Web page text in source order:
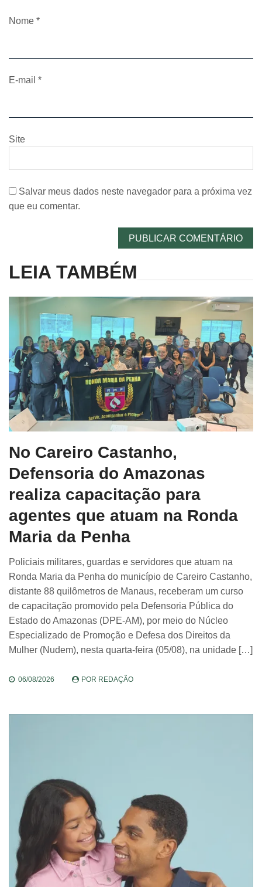
Nome *
E-mail *
Site
Salvar meus dados neste navegador para a próxima vez
que eu comentar.
LEIA TAMBÉM
No Careiro Castanho,
Defensoria do Amazonas
realiza capacitação para
agentes que atuam na Ronda
Maria da Penha
Policiais militares, guardas e servidores que atuam na
Ronda Maria da Penha do município de Careiro Castanho,
distante 88 quilômetros de Manaus, receberam um curso
de capacitação promovido pela Defensoria Pública do
Estado do Amazonas (DPE-AM), por meio do Núcleo
Especializado de Promoção e Defesa dos Direitos da
Mulher (Nudem), nesta quarta-feira (05/08), na unidade […]
06/08/2026 POR REDAÇÃO